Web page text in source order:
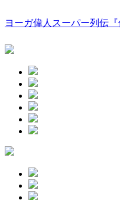
ヨーガ偉人スーパー列伝